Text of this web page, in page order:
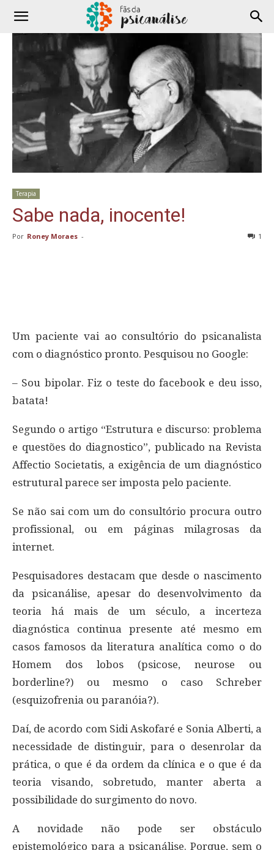
Terapia
Sabe nada, inocente!
Por Roney Moraes - 1
Um paciente vai ao consultório do psicanalista
com o diagnóstico pronto. Pesquisou no Google:
– Sou bipolar. Fiz o teste do facebook e deu isso,
batata!
Segundo o artigo “Estrutura e discurso: problema
e questões do diagnostico”, publicado na Revista
Affectio Societatis, a exigência de um diagnóstico
estrutural parece ser imposta pelo paciente.
Se não sai com um do consultório procura outro
profissional, ou em páginas milagrosas da
internet.
Pesquisadores destacam que desde o nascimento
da psicanálise, apesar do desenvolvimento da
teoria há mais de um século, a incerteza
diagnóstica continua presente até mesmo em
casos famosos da literatura analítica como o do
Homem dos lobos (psicose, neurose ou
borderline?) ou mesmo o caso Schreber
(esquizofrenia ou paranóia?).
Daí, de acordo com Sidi Askofaré e Sonia Alberti, a
necessidade de distinguir, para o desenrolar da
prática, o que é da ordem da clínica e o que é da
teoria visando, sobretudo, manter aberta a
possibilidade do surgimento do novo.
A novidade não pode ser obstáculo
epistemológico para a psicanálise. Porque, sem o